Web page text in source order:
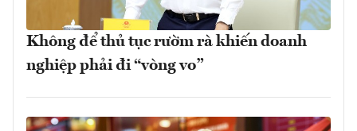
Không để thủ tục rườm rà khiến doanh
nghiệp phải đi “vòng vo”